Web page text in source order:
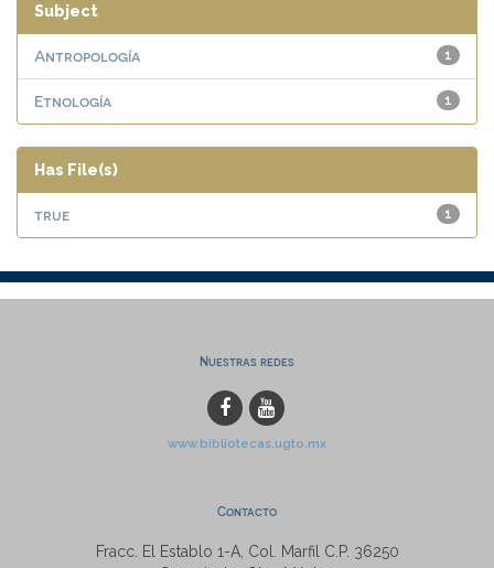
Subject
1
Antropología
1
Etnología
Has File(s)
1
true
Nuestras redes
www.bibliotecas.ugto.mx
Contacto
Fracc. El Establo 1-A, Col. Marfil C.P. 36250